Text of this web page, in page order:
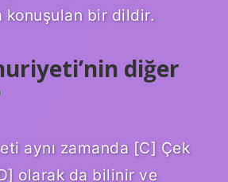
konuşulan bir dildir.
diğer
aynı zamanda [C] Çek
olarak da bilinir ve